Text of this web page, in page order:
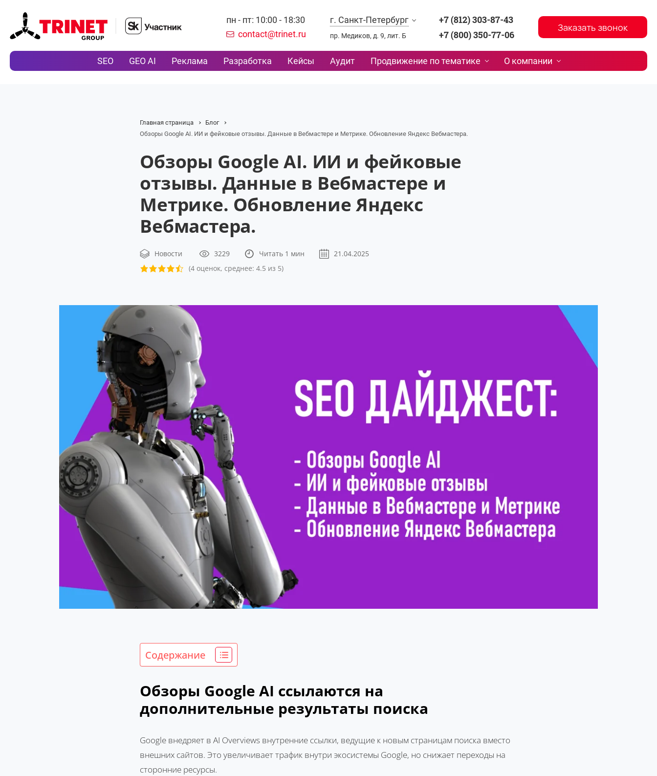
пн - пт: 10:00 - 18:30
contact@trinet.ru
г. Санкт-Петербург
пр. Медиков, д. 9, лит. Б
+7 (812) 303-87-43
+7 (800) 350-77-06
Заказать звонок
SEO GEO AI Реклама Разработка Кейсы Аудит Продвижение по тематике О компании
Главная страница
Блог
Обзоры Google AI. ИИ и фейковые отзывы. Данные в Вебмастере и Метрике. Обновление Яндекс Вебмастера.
Обзоры Google AI. ИИ и фейковые
отзывы. Данные в Вебмастере и
Метрике. Обновление Яндекс
Вебмастера.
Новости 3229 Читать 1 мин
21.04.2025
(4 оценок, среднее: 4.5 из 5)
Содержание
Обзоры Google AI ссылаются на
дополнительные результаты поиска
Google внедряет в AI Overviews внутренние ссылки, ведущие к новым страницам поиска вместо
внешних сайтов. Это увеличивает трафик внутри экосистемы Google, но снижает переходы на
сторонние ресурсы.